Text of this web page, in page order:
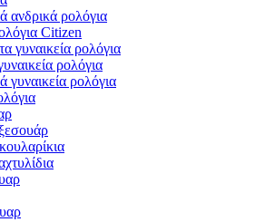
ανδρικά ρολόγια
Citizen
γυναικεία ρολόγια
ρολόγια
γυναικεία ρολόγια